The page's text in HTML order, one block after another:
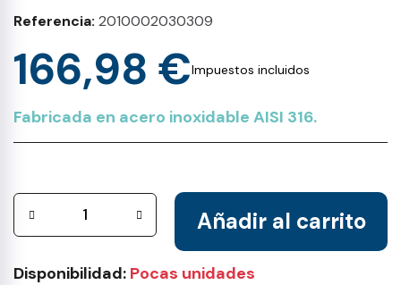
Referencia 2010002030309
166,98 €Impuestos incluidos
Fabricada en acero inoxidable AISI 316.
Añadir al carrito
Disponibilidad: Pocas unidades